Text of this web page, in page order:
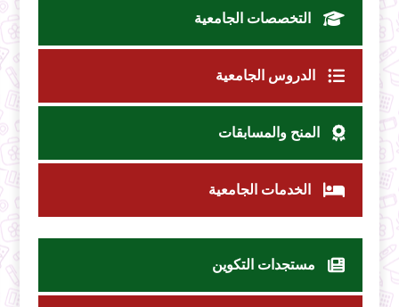
التخصصات الجامعية
الدروس الجامعية
المنح والمسابقات
الخدمات الجامعية
مستجدات التكوين